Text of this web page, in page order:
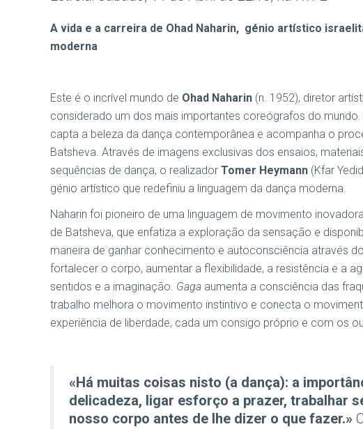
A vida e a carreira de Ohad Naharin, génio artístico
moderna
Este é o incrível mundo de Ohad Naharin (n. 1952), diretor
considerado um dos mais importantes coreógrafos do
capta a beleza da dança contemporânea e acompanha o
Batsheva. Através de imagens exclusivas dos ensaios,
sequências de dança, o realizador Tomer Heymann (Kfar
génio artístico que redefiniu a linguagem da dança moderna.
Naharin foi pioneiro de uma linguagem de movimento
de Batsheva, que enfatiza a exploração da sensação e
maneira de ganhar conhecimento e autoconsciência através
fortalecer o corpo, aumentar a flexibilidade, a resistência e a
sentidos e a imaginação. Gaga aumenta a consciência das
trabalho melhora o movimento instintivo e conecta o
experiência de liberdade, cada um consigo próprio e com os
«Há muitas coisas nisto (a dança): a
delicadeza, ligar esforço a prazer, trabalhar
nosso corpo antes de lhe dizer o que fazer.»